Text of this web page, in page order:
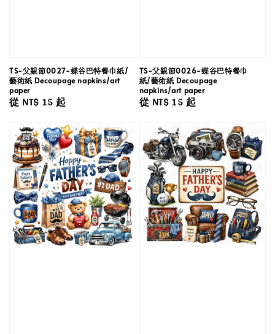
TS-父親節0027-蝶谷巴特餐巾紙/
藝術紙 Decoupage napkins/art
paper
Regular
從 NT$ 15起
TS-父親節0026-蝶谷巴特餐巾
紙/藝術紙 Decoupage
napkins/art paper
Regular
從 NT$ 15起